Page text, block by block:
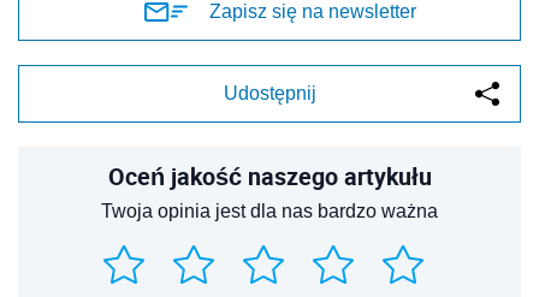
Zapisz się na newsletter
Udostępnij
Oceń jakość naszego artykułu
Twoja opinia jest dla nas bardzo ważna